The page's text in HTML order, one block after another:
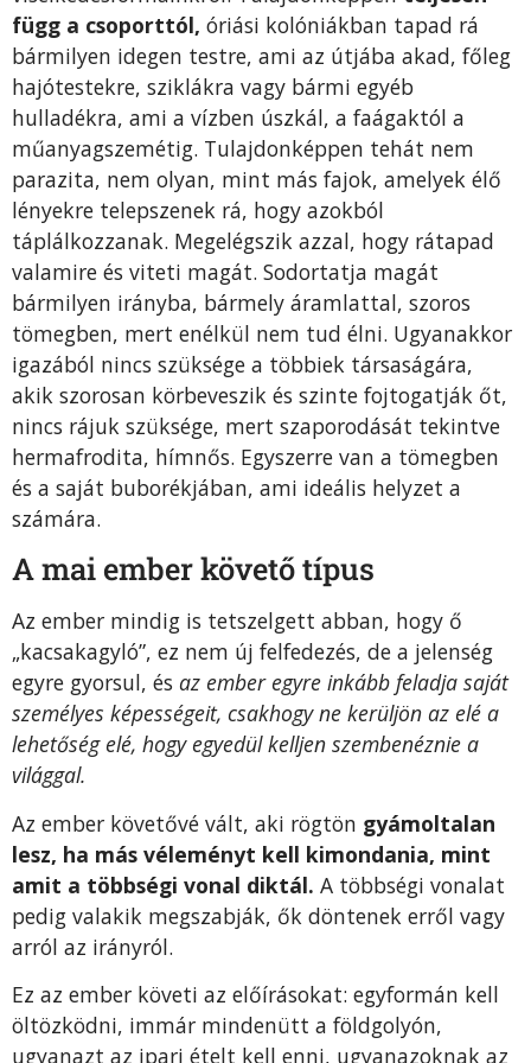
függ a csoporttól, óriási kolóniákban tapad rá
bármilyen idegen testre, ami az útjába akad, főleg
hajótestekre, sziklákra vagy bármi egyéb
hulladékra, ami a vízben úszkál, a faágaktól a
műanyagszemétig. Tulajdonképpen tehát nem
parazita, nem olyan, mint más fajok, amelyek élő
lényekre telepszenek rá, hogy azokból
táplálkozzanak. Megelégszik azzal, hogy rátapad
valamire és viteti magát. Sodortatja magát
bármilyen irányba, bármely áramlattal, szoros
tömegben, mert enélkül nem tud élni. Ugyanakkor
igazából nincs szüksége a többiek társaságára,
akik szorosan körbeveszik és szinte fojtogatják őt,
nincs rájuk szüksége, mert szaporodását tekintve
hermafrodita, hímnős. Egyszerre van a tömegben
és a saját buborékjában, ami ideális helyzet a
számára.
A mai ember követő típus
Az ember mindig is tetszelgett abban, hogy ő
„kacsakagyló”, ez nem új felfedezés, de a jelenség
egyre gyorsul, és az ember egyre inkább feladja saját
személyes képességeit, csakhogy ne kerüljön az elé a
lehetőség elé, hogy egyedül kelljen szembenéznie a
világgal.
Az ember követővé vált, aki rögtön gyámoltalan
lesz, ha más véleményt kell kimondania, mint
amit a többségi vonal diktál. A többségi vonalat
pedig valakik megszabják, ők döntenek erről vagy
arról az irányról.
Ez az ember követi az előírásokat: egyformán kell
öltözködni, immár mindenütt a földgolyón,
ugyanazt az ipari ételt kell enni, ugyanazoknak az